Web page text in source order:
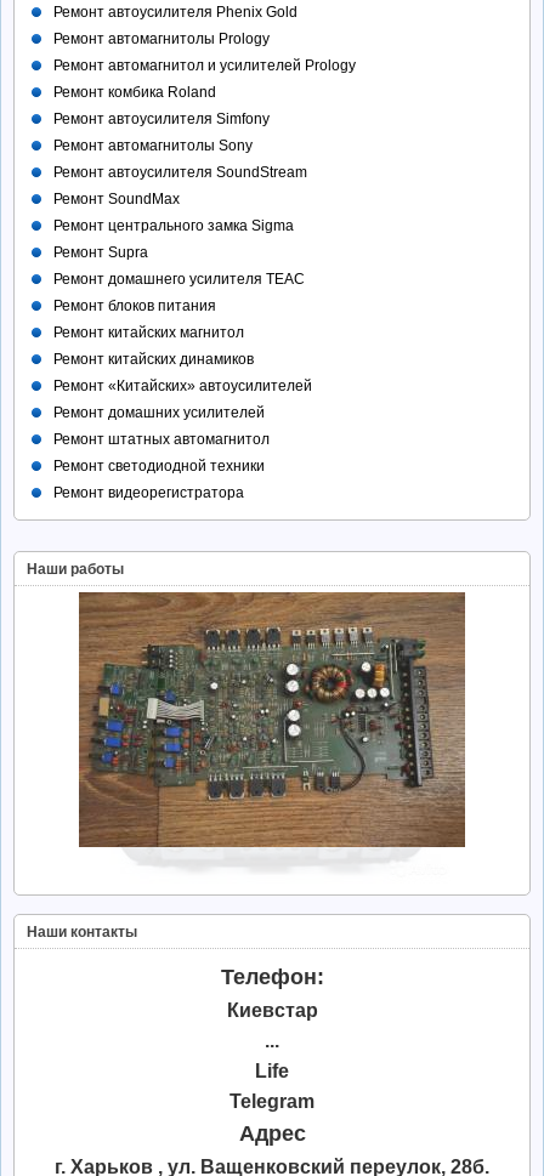
Ремонт автоусилителя Phenix Gold
Ремонт автомагнитолы Prology
Ремонт автомагнитол и усилителей Prology
Ремонт комбика Roland
Ремонт автоусилителя Simfony
Ремонт автомагнитолы Sony
Ремонт автоусилителя SoundStream
Ремонт SoundMax
Ремонт центрального замка Sigma
Ремонт Supra
Ремонт домашнего усилителя TEAC
Ремонт блоков питания
Ремонт китайских магнитол
Ремонт китайских динамиков
Ремонт «Китайских» автоусилителей
Ремонт домашних усилителей
Ремонт штатных автомагнитол
Ремонт светодиодной техники
Ремонт видеорегистратора
Наши работы
Наши контакты
Телефон:
Киевстар
...
Life
Telegram
Адрес
г. Харьков , ул. Ващенковский переулок, 28б.